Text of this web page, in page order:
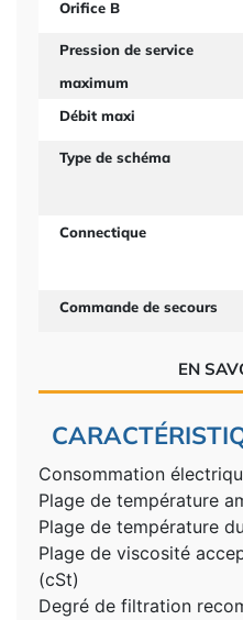
Orifice B
Pression de service
maximum
Débit maxi
Type de schéma
Connectique
Commande de secours
EN
Consommation
Plage de température
Plage de température
Plage de viscosité
(cSt)
Degré de filtration